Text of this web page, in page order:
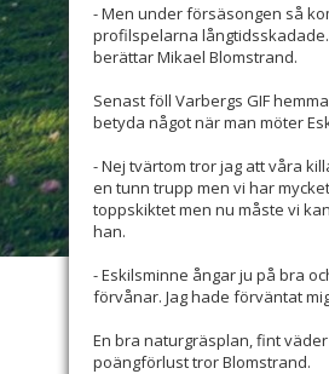
- Men under försäsongen så
profilspelarna
berättar Mikael Blomstrand.
Senast föll Varbergs GIF
betyda något när man möter
- Nej tvärtom tror jag att våra
en tunn trupp men vi har
toppskiktet men nu måste vi
han.
- Eskilsminne ångar ju på bra
förvånar. Jag hade förväntat
En bra naturgräsplan, fint
poängförlust tror Blomstrand.